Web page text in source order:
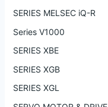
SERIES MELSEC iQ-R
Series V1000
SERIES XBE
SERIES XGB
SERIES XGL